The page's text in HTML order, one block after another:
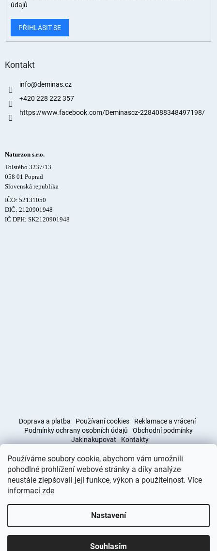
Používáme soubory cookie, abychom vám umožnili
pohodlné prohlížení webové stránky a díky analýze
neustále zlepšovali její funkce, výkon a použitelnost. Více
informací zde
Nastavení
Souhlasím
údajů
PŘIHLÁSIT SE
Kontakt
info@deminas.cz
+420 228 222 357
https://www.facebook.com/Deminascz-2284088348497198/
Naturzon s.r.o.
Tolstého 3237/13
058 01 Poprad
Slovenská republika
IČO: 52131050
DIČ: 2120901948
IČ DPH: SK2120901948
Doprava a platba Používaní cookies
Reklamace a vrácení
Podmínky ochrany osobních údajů
Obchodní podmínky
Jak nakupovat
Kontakty
Obchodní podmínky Doprava a platba